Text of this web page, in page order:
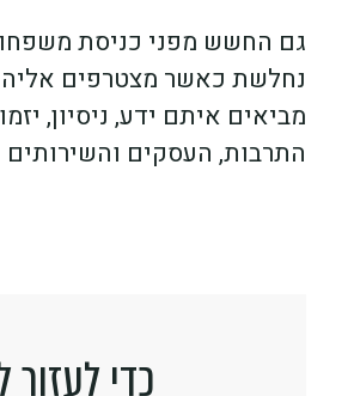
גם החשש מפני כניסת
נחלשת כאשר מצטרפים אליה
מביאים איתם ידע, ניסיון,
התרבות, העסקים
כדי